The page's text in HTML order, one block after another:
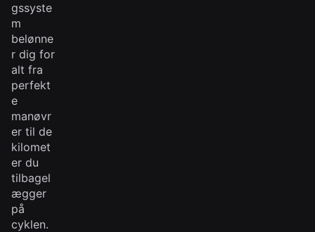
gssyste
m
belønne
r dig for
alt fra
perfekt
e
manøvr
er til de
kilomet
er du
tilbagel
ægger
på
cyklen.